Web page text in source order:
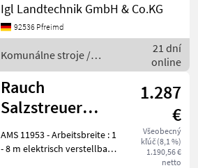
professionelle Streutechnik
für kommunale Fahrzeuge
und Traktoren. Ob Salz,
Splitt, Sand oder Dünge
Igl Landtechnik GmbH & Co.KG
92536 Pfreimd
Komunálne stroje /
Rauch
21 dní
online
Rauch
Salzstreuer
AXEO 18.1 GW
1.287
€
Všeobecný
kľúč (8,1 %)
1.190,56 €
netto
AMS 11953 - Arbeitsbreite : 1
- 8 m elektrisch verstellbar -